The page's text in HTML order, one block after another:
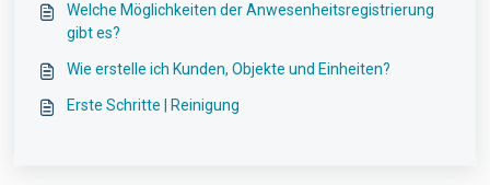
Welche Möglichkeiten der Anwesenheitsregistrierung
gibt es?
Wie erstelle ich Kunden, Objekte und Einheiten?
Erste Schritte | Reinigung